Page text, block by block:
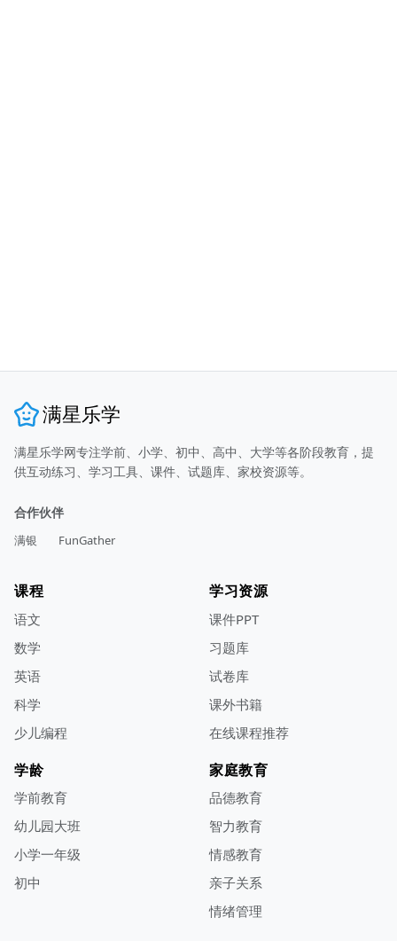
满星乐学
满星乐学网专注学前、小学、初中、高中、大学等各阶段教育，提
供互动练习、学习工具、课件、试题库、家校资源等。
合作伙伴
满银 FunGather
课程
语文
数学
英语
科学
少儿编程
学习资源
课件PPT
习题库
试卷库
课外书籍
在线课程推荐
学龄
学前教育
幼儿园大班
小学一年级
初中
家庭教育
品德教育
智力教育
情感教育
亲子关系
情绪管理